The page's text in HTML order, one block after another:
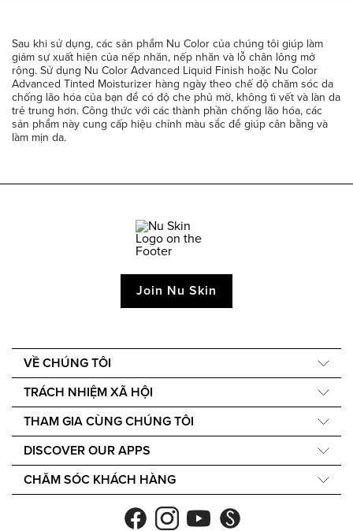
Sau khi sử dụng, các sản phẩm Nu Color của chúng tôi giúp làm
giảm sự xuất hiện của nếp nhăn, nếp nhăn và lỗ chân lông mở
rộng. Sử dụng Nu Color Advanced Liquid Finish hoặc Nu Color
Advanced Tinted Moisturizer hàng ngày theo chế độ chăm sóc da
chống lão hóa của bạn để có độ che phủ mờ, không tì vết và làn da
trẻ trung hơn. Công thức với các thành phần chống lão hóa, các
sản phẩm này cung cấp hiệu chỉnh màu sắc để giúp cân bằng và
làm mịn da.
Join Nu Skin
VỀ CHÚNG TÔI
Giới Thiệu Về Chúng Tôi
Câu chuyện của chúng tôi
40 năm thành lập của chúng tôi
Careers
Newsroom
TRÁCH NHIỆM XÃ HỘI
Force for Good
Nourish the Children
Tính Bền Vững
Triết Lý Về Thành Phần
THAM GIA CÙNG CHÚNG TÔI
DirectSelling.org
Một tiếng nói toàn cầu
DISCOVER OUR APPS
Nu Skin Vera®
Nu Skin Stela
CHĂM SÓC KHÁCH HÀNG